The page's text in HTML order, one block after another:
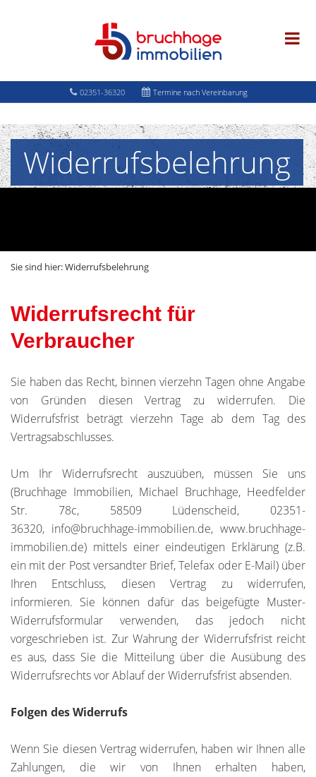
02351-36320 Termine nach Vereinbarung
Widerrufsbelehrung
Sie sind hier:Widerrufsbelehrung
Widerrufsrecht für
Verbraucher
Sie haben das Recht, binnen vierzehn Tagen ohne Angabe
von Gründen diesen Vertrag zu widerrufen. Die
Widerrufsfrist beträgt vierzehn Tage ab dem Tag des
Vertragsabschlusses.
Um Ihr Widerrufsrecht auszuüben, müssen Sie uns
(Bruchhage Immobilien, Michael Bruchhage, Heedfelder
Str. 78c, 58509 Lüdenscheid, 02351-
36320, info@bruchhage-immobilien.de, www.bruchhage-
immobilien.de) mittels einer eindeutigen Erklärung (z.B.
ein mit der Post versandter Brief, Telefax oder E-Mail) über
Ihren Entschluss, diesen Vertrag zu widerrufen,
informieren. Sie können dafür das beigefügte Muster-
Widerrufsformular verwenden, das jedoch nicht
vorgeschrieben ist. Zur Wahrung der Widerrufsfrist reicht
es aus, dass Sie die Mitteilung über die Ausübung des
Widerrufsrechts vor Ablauf der Widerrufsfrist absenden.
Folgen des Widerrufs
Wenn Sie diesen Vertrag widerrufen, haben wir Ihnen alle
Zahlungen, die wir von Ihnen erhalten haben,